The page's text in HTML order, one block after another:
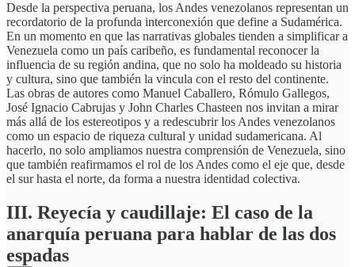
Desde la perspectiva peruana, los Andes venezolanos representan un
recordatorio de la profunda interconexión que define a Sudamérica.
En un momento en que las narrativas globales tienden a simplificar a
Venezuela como un país caribeño, es fundamental reconocer la
influencia de su región andina, que no solo ha moldeado su historia
y cultura, sino que también la vincula con el resto del continente.
Las obras de autores como Manuel Caballero, Rómulo Gallegos,
José Ignacio Cabrujas y John Charles Chasteen nos invitan a mirar
más allá de los estereotipos y a redescubrir los Andes venezolanos
como un espacio de riqueza cultural y unidad sudamericana. Al
hacerlo, no solo ampliamos nuestra comprensión de Venezuela, sino
que también reafirmamos el rol de los Andes como el eje que, desde
el sur hasta el norte, da forma a nuestra identidad colectiva.
III. Reyecía y caudillaje: El caso de la
anarquía peruana para hablar de las dos
espadas